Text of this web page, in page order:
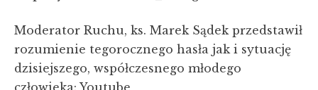
Moderator Ruchu, ks. Marek Sądek przedstawił
rozumienie tegorocznego hasła jak i sytuację
dzisiejszego, współczesnego młodego
człowieka: Youtube